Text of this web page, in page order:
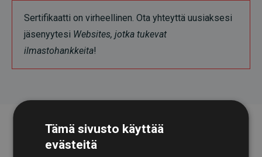
Sertifikaatti on virheellinen. Ota yhteyttä uusiaksesi
jäsenyytesi Websites, jotka tukevat
ilmastohankkeita!
Tämä sivusto käyttää
evästeitä